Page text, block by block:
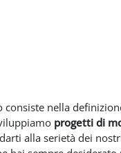
nella
progetti di
alla serietà dei